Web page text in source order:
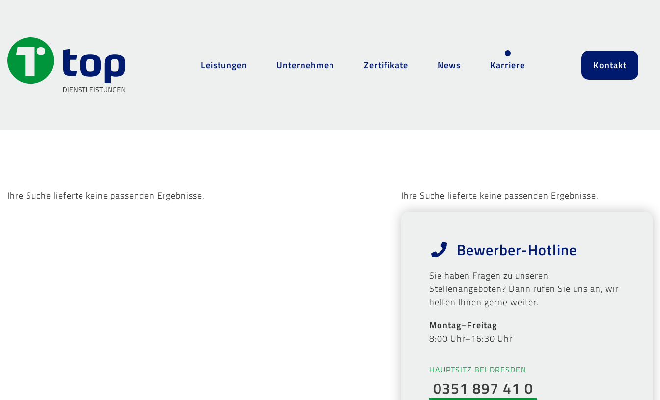
Leistungen Unternehmen Zertifikate News Karriere Kontakt
Ihre Suche lieferte keine passenden Ergebnisse. Ihre Suche lieferte keine passenden Ergebnisse.
Bewerber-Hotline
Sie haben Fragen zu unseren
Stellenangeboten? Dann rufen Sie uns an, wir
helfen Ihnen gerne weiter.
Montag–Freitag
8:00 Uhr–16:30 Uhr
HAUPTSITZ BEI DRESDEN
0351 897 41 0